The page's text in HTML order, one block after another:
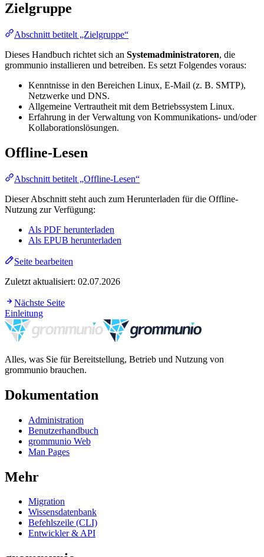
Zielgruppe
Abschnitt betitelt „Zielgruppe“
Dieses Handbuch richtet sich an Systemadministratoren, die
grommunio installieren und betreiben. Es setzt Folgendes voraus:
Kenntnisse in den Bereichen Linux, E-Mail (z. B. SMTP),
Netzwerke und DNS.
Allgemeine Vertrautheit mit dem Betriebssystem Linux.
Erfahrung in der Verwaltung von Kommunikations- und/oder
Kollaborationslösungen.
Offline-Lesen
Abschnitt betitelt „Offline-Lesen“
Dieser Abschnitt steht auch zum Herunterladen für die Offline-
Nutzung zur Verfügung:
Als PDF herunterladen
Als EPUB herunterladen
Seite bearbeiten
Zuletzt aktualisiert: 02.07.2026
Nächste Seite
Einleitung
Alles, was Sie für Bereitstellung, Betrieb und Nutzung von
grommunio brauchen.
Dokumentation
Administration
Benutzerhandbuch
grommunio Web
Man Pages
Mehr
Migration
Wissensdatenbank
Befehlszeile (CLI)
Entwickler & API